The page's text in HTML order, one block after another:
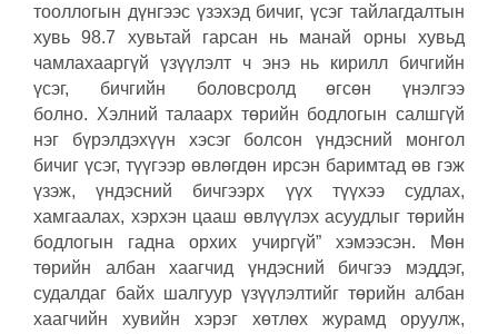
тооллогын дүнгээс үзэхэд бичиг, үсэг тайлагдалтын
хувь 98.7 хувьтай гарсан нь манай орны хувьд
чамлахааргүй үзүүлэлт ч энэ нь кирилл бичгийн
үсэг, бичгийн боловсролд өгсөн үнэлгээ
болно. Хэлний талаарх төрийн бодлогын салшгүй
нэг бүрэлдэхүүн хэсэг болсон үндэсний монгол
бичиг үсэг, түүгээр өвлөгдөн ирсэн баримтад өв гэж
үзэж, үндэсний бичгээрх үүх түүхээ судлах,
хамгаалах, хэрхэн цааш өвлүүлэх асуудлыг төрийн
бодлогын гадна орхих учиргүй” хэмээсэн. Мөн
төрийн албан хаагчид үндэсний бичгээ мэддэг,
судалдаг байх шалгуур үзүүлэлтийг төрийн албан
хаагчийн хувийн хэрэг хөтлөх журамд оруулж,